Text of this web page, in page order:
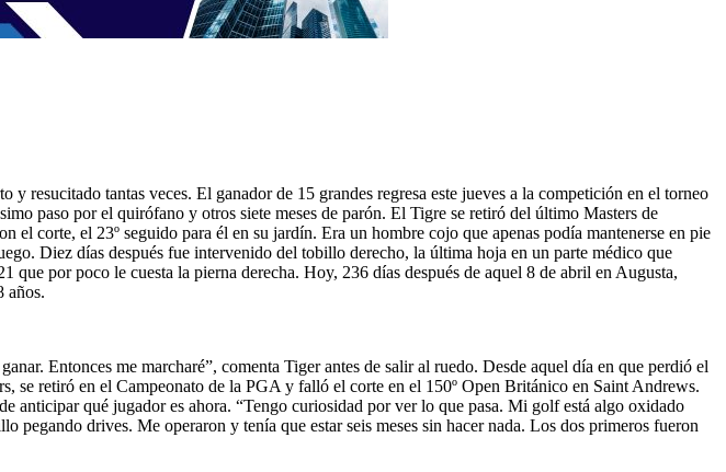
resucitado tantas veces. El ganador de 15 grandes regresa este jueves a la competición en el torneo
paso por el quirófano y otros siete meses de parón. El Tigre se retiró del último Masters de
corte, el 23º seguido para él en su jardín. Era un hombre cojo que apenas podía mantenerse en pie
Diez días después fue intervenido del tobillo derecho, la última hoja en un parte médico que
por poco le cuesta la pierna derecha. Hoy, 236 días después de aquel 8 de abril en Augusta,
años.
Entonces me marcharé”, comenta Tiger antes de salir al ruedo. Desde aquel día en que perdió el
se retiró en el Campeonato de la PGA y falló el corte en el 150º Open Británico en Saint Andrews.
anticipar qué jugador es ahora. “Tengo curiosidad por ver lo que pasa. Mi golf está algo oxidado
drives. Me operaron y tenía que estar seis meses sin hacer nada. Los dos primeros fueron